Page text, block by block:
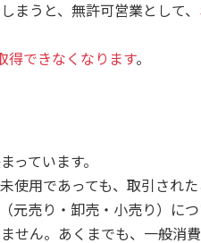
まうと、無許可営業として、
得できなくなります。
っています。
使用であっても、取引され
元売り・卸売・小売り）に
せん。あくまでも、一般消